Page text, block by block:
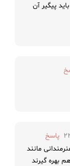
پیگیر آن
پاسخ
مانند
بهره گیرند